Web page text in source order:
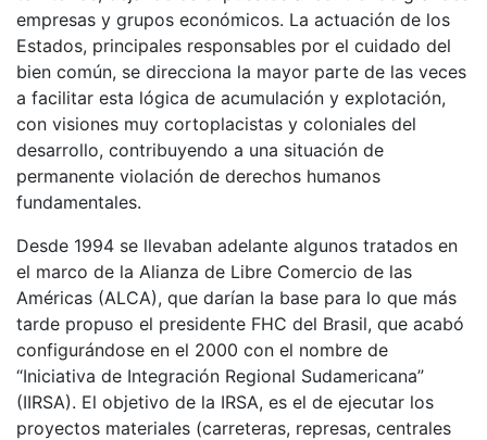
empresas y grupos económicos. La actuación de los
Estados, principales responsables por el cuidado del
bien común, se direcciona la mayor parte de las veces
a facilitar esta lógica de acumulación y explotación,
con visiones muy cortoplacistas y coloniales del
desarrollo, contribuyendo a una situación de
permanente violación de derechos humanos
fundamentales.
Desde 1994 se llevaban adelante algunos tratados en
el marco de la Alianza de Libre Comercio de las
Américas (ALCA), que darían la base para lo que más
tarde propuso el presidente FHC del Brasil, que acabó
configurándose en el 2000 con el nombre de
“Iniciativa de Integración Regional Sudamericana”
(IIRSA). El objetivo de la IRSA, es el de ejecutar los
proyectos materiales (carreteras, represas, centrales